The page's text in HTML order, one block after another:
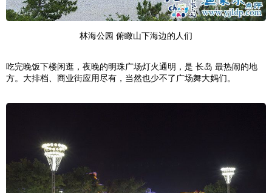
林海公园 俯瞰山下海边的人们
吃完晚饭下楼闲逛，夜晚的明珠广场灯火通明，是 长岛 最热闹的地
方。大排档、商业街应用尽有，当然也少不了广场舞大妈们。